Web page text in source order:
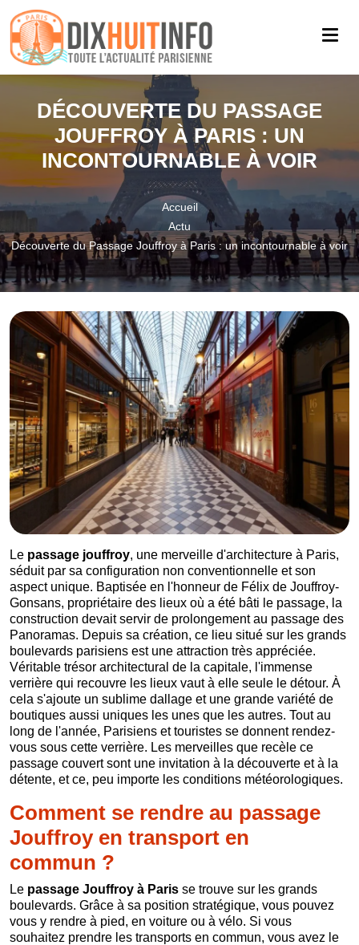
DÉCOUVERTE DU PASSAGE
JOUFFROY À PARIS : UN
INCONTOURNABLE À VOIR
Accueil
Actu
Découverte du Passage Jouffroy à Paris : un incontournable à voir
Le passage jouffroy, une merveille d'architecture à Paris,
séduit par sa configuration non conventionnelle et son
aspect unique. Baptisée en l'honneur de Félix de Jouffroy-
Gonsans, propriétaire des lieux où a été bâti le passage, la
construction devait servir de prolongement au passage des
Panoramas. Depuis sa création, ce lieu situé sur les grands
boulevards parisiens est une attraction très appréciée.
Véritable trésor architectural de la capitale, l'immense
verrière qui recouvre les lieux vaut à elle seule le détour. À
cela s'ajoute un sublime dallage et une grande variété de
boutiques aussi uniques les unes que les autres. Tout au
long de l'année, Parisiens et touristes se donnent rendez-
vous sous cette verrière. Les merveilles que recèle ce
passage couvert sont une invitation à la découverte et à la
détente, et ce, peu importe les conditions météorologiques.
Comment se rendre au passage
Jouffroy en transport en
commun ?
Le passage Jouffroy à Paris se trouve sur les grands
boulevards. Grâce à sa position stratégique, vous pouvez
vous y rendre à pied, en voiture ou à vélo. Si vous
souhaitez prendre les transports en commun, vous avez le